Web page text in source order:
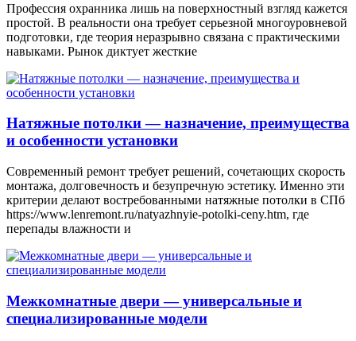
Профессия охранника лишь на поверхностный взгляд кажется
простой. В реальности она требует серьезной многоуровневой
подготовки, где теория неразрывно связана с практическими
навыками. Рынок диктует жесткие
Натяжные потолки — назначение, преимущества
и особенности установки
Современный ремонт требует решений, сочетающих скорость
монтажа, долговечность и безупречную эстетику. Именно эти
критерии делают востребованными натяжные потолки в СПб
https://www.lenremont.ru/natyazhnyie-potolki-ceny.htm, где
перепады влажности и
Межкомнатные двери — универсальные и
специализированные модели